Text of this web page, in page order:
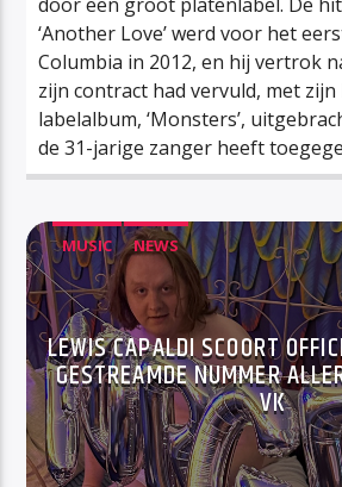
‘Another Love’ werd voor het
Columbia in 2012, en hij vertrok
zijn contract had vervuld, met
labelalbum, ‘Monsters’,
de 31-jarige zanger heeft
MUSIC NEWS
LEWIS CAPALDI SCOORT
GESTREAMDE NUMMER
VK